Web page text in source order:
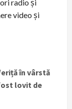
radio și
video și
în vârstă
lovit de